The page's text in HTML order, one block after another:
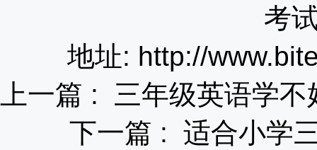
考
地址: http://
上一篇 : 三年级英语学
下一篇 : 适合小学